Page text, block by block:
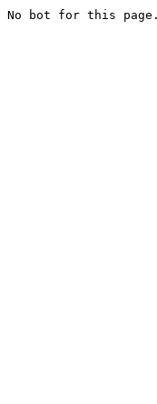
No bot for this page. 本